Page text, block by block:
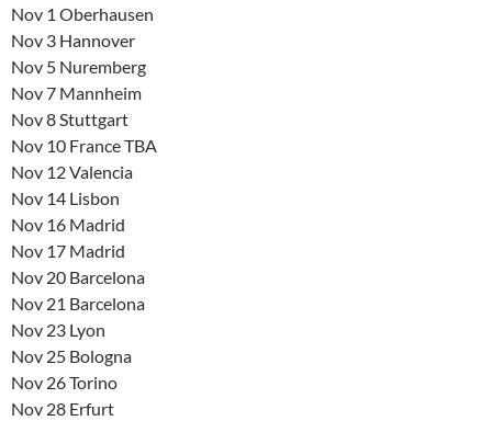
Nov 1 Oberhausen
Nov 3 Hannover
Nov 5 Nuremberg
Nov 7 Mannheim
Nov 8 Stuttgart
Nov 10 France TBA
Nov 12 Valencia
Nov 14 Lisbon
Nov 16 Madrid
Nov 17 Madrid
Nov 20 Barcelona
Nov 21 Barcelona
Nov 23 Lyon
Nov 25 Bologna
Nov 26 Torino
Nov 28 Erfurt